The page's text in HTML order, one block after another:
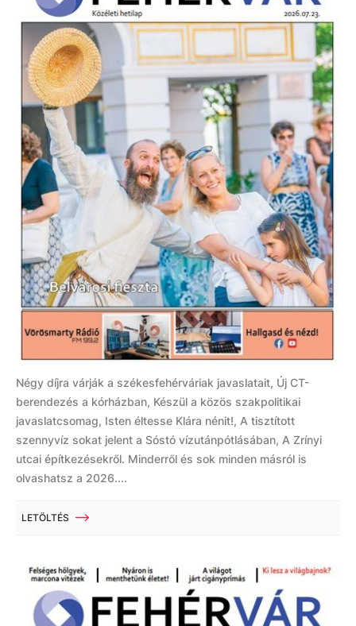
Négy díjra várják a székesfehérváriak javaslatait, Új CT-
berendezés a kórházban, Készül a közös szakpolitikai
javaslatcsomag, Isten éltesse Klára nénit!, A tisztított
szennyvíz sokat jelent a Sóstó vízutánpótlásában, A Zrínyi
utcai építkezésekről. Minderről és sok minden másról is
olvashatsz a 2026....
LETÖLTÉS